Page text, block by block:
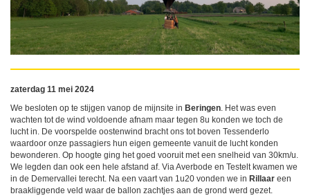
zaterdag 11 mei 2024
We besloten op te stijgen vanop de mijnsite in Beringen . Het was even
wachten tot de wind voldoende afnam maar tegen 8u konden we toch de
lucht in. De voorspelde oostenwind bracht ons tot boven Tessenderlo
waardoor onze passagiers hun eigen gemeente vanuit de lucht konden
bewonderen. Op hoogte ging het goed vooruit met een snelheid van 30km/u.
We legden dan ook een hele afstand af. Via Averbode en Testelt kwamen we
in de Demervallei terecht. Na een vaart van 1u20 vonden we in Rillaar een
braakliggende veld waar de ballon zachtjes aan de grond werd gezet.